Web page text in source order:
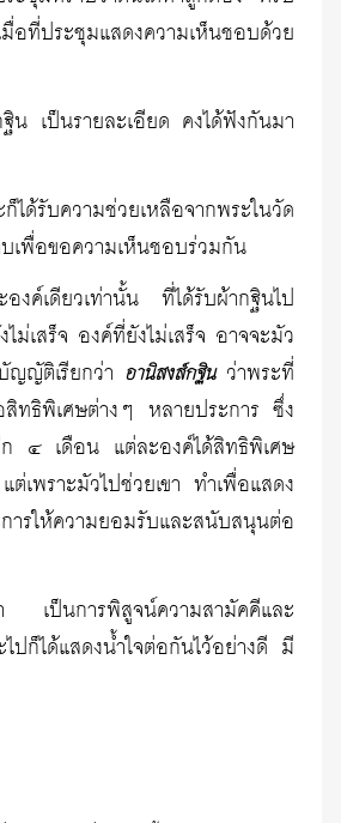
ที่ประชุมแสดงความเห็นชอบด้วย
น เป็นรายละเอียด คงได้ฟังกันมา
ด้รับความช่วยเหลือจากพระในวัด
เพื่อขอความเห็นชอบร่วมกัน
งค์เดียวเท่านั้น ที่ได้รับผ้ากฐินไป
เสร็จ องค์ที่ยังไม่เสร็จ อาจจะมัว
ญญัติเรียกว่า อานิสงส์กฐินว่าพระที่
สิทธิพิเศษต่างๆ หลายประการ ซึ่ง
ก ๔ เดือน แต่ละองค์ได้สิทธิพิเศษ
ราะมัวไปช่วยเขา ทำเพื่อแสดง
รให้ความยอมรับและสนับสนุนต่อ
เป็นการพิสูจน์ความสามัคคีและ
ปก็ได้แสดงน้ำใจต่อกันไว้อย่างดี มี